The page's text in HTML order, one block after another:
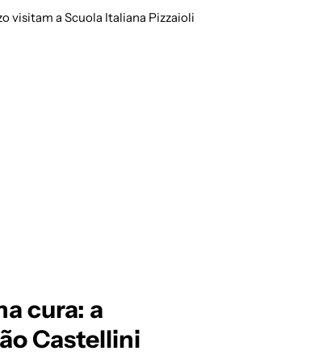
visitam a Scuola Italiana Pizzaioli
cura: a
Castellini